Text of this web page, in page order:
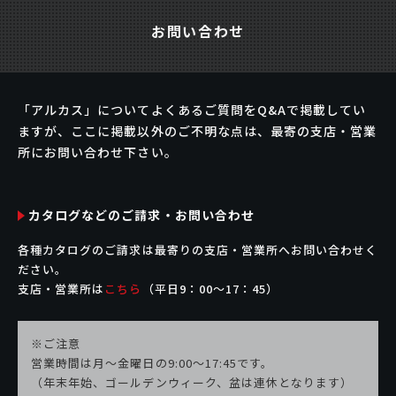
お問い合わせ
「アルカス」についてよくあるご質問をQ&Aで掲載してい
ますが、ここに掲載以外のご不明な点は、最寄の支店・営業
所にお問い合わせ下さい。
カタログなどのご請求・お問い合わせ
各種カタログのご請求は最寄りの支店・営業所へお問い合わせく
ださい。
支店・営業所は こちら （平日9：00〜17：45）
※ご注意
営業時間は月～金曜日の9:00～17:45です。
（年末年始、ゴールデンウィーク、盆は連休となります）